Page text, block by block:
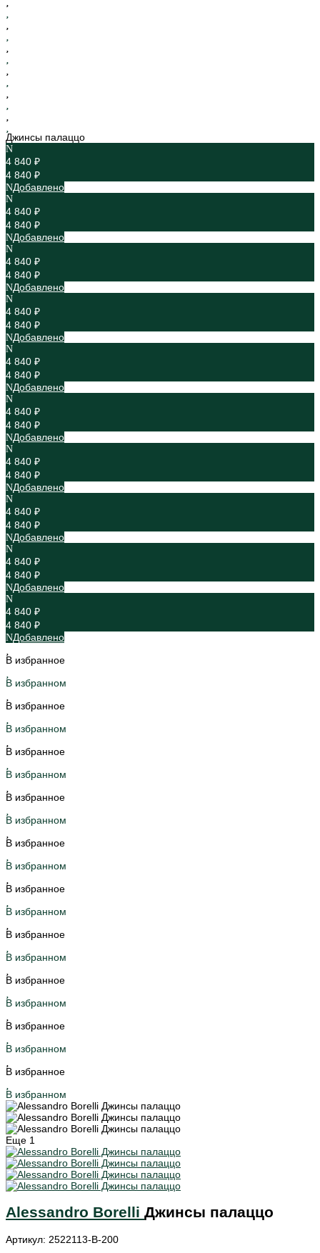
Джинсы палаццо
4 840 ₽
4 840 ₽
Добавлено
4 840 ₽
4 840 ₽
Добавлено
4 840 ₽
4 840 ₽
Добавлено
4 840 ₽
4 840 ₽
Добавлено
4 840 ₽
4 840 ₽
Добавлено
4 840 ₽
4 840 ₽
Добавлено
4 840 ₽
4 840 ₽
Добавлено
4 840 ₽
4 840 ₽
Добавлено
4 840 ₽
4 840 ₽
Добавлено
4 840 ₽
4 840 ₽
Добавлено
В избранное
В избранном
В избранное
В избранном
В избранное
В избранном
В избранное
В избранном
В избранное
В избранном
В избранное
В избранном
В избранное
В избранном
В избранное
В избранном
В избранное
В избранном
В избранное
В избранном
Еще 1
Alessandro Borelli Джинсы палаццо
Артикул: 2522113-B-200